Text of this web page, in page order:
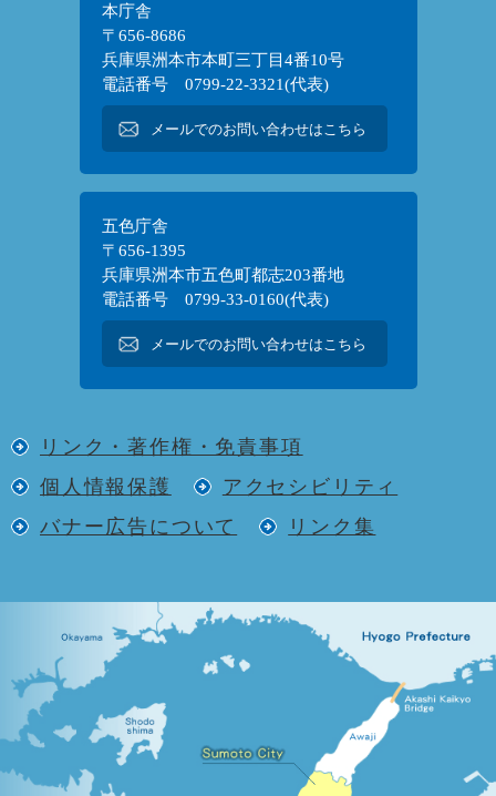
本庁舎
〒656-8686
兵庫県洲本市本町三丁目4番10号
電話番号 0799-22-3321(代表)
メールでのお問い合わせはこちら
五色庁舎
〒656-1395
兵庫県洲本市五色町都志203番地
電話番号 0799-33-0160(代表)
メールでのお問い合わせはこちら
リンク・著作権・免責事項
個人情報保護
アクセシビリティ
バナー広告について
リンク集